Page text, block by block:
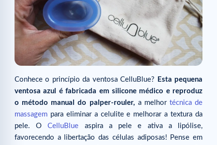
Conhece o princípio da ventosa CelluBlue?
Esta pequena
ventosa azul é fabricada em silicone médico e reproduz
o método manual do palper-rouler, a melhor técnica de
massagem para eliminar a celulite e melhorar a textura da
pele. OCelluBlue aspira a pele e ativa a lipólise,
favorecendo a libertação das células adiposas! Pense em